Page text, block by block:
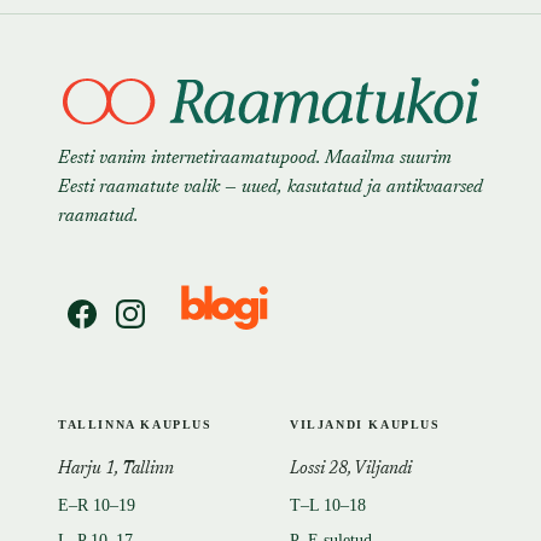
Eesti vanim internetiraamatupood. Maailma suurim
Eesti raamatute valik — uued, kasutatud ja antikvaarsed
raamatud.
TALLINNA KAUPLUS
Harju 1, Tallinn
E–R 10–19
VILJANDI KAUPLUS
Lossi 28, Viljandi
T–L 10–18